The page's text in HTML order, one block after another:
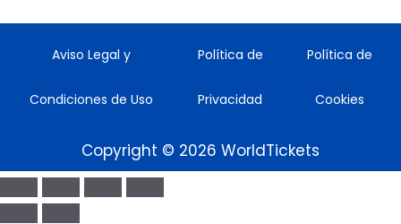
Aviso Legal y
Condiciones de Uso
Política de
Privacidad
Política de
Cookies
Copyright © 2026 WorldTickets